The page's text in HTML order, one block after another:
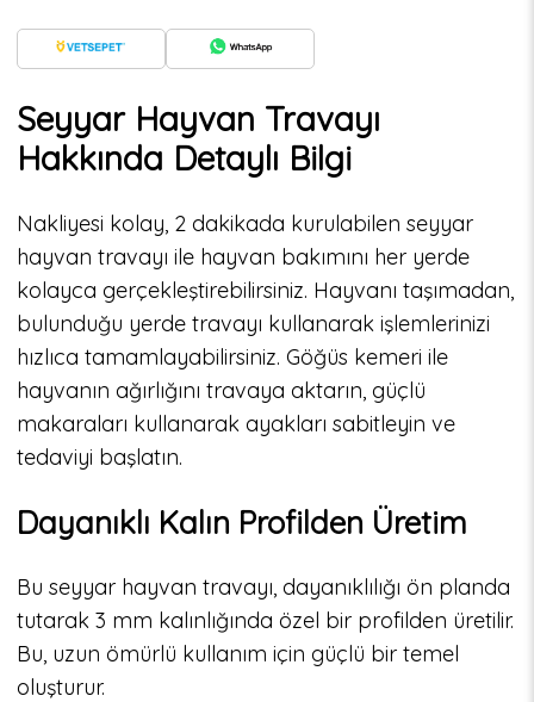
Seyyar Hayvan Travayı
Hakkında Detaylı Bilgi
Nakliyesi kolay, 2 dakikada kurulabilen seyyar
hayvan travayı ile hayvan bakımını her yerde
kolayca gerçekleştirebilirsiniz. Hayvanı taşımadan,
bulunduğu yerde travayı kullanarak işlemlerinizi
hızlıca tamamlayabilirsiniz. Göğüs kemeri ile
hayvanın ağırlığını travaya aktarın, güçlü
makaraları kullanarak ayakları sabitleyin ve
tedaviyi başlatın.
Dayanıklı Kalın Profilden Üretim
Bu seyyar hayvan travayı, dayanıklılığı ön planda
tutarak 3 mm kalınlığında özel bir profilden üretilir.
Bu, uzun ömürlü kullanım için güçlü bir temel
oluşturur.